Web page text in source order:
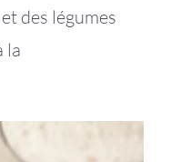
des légumes
la